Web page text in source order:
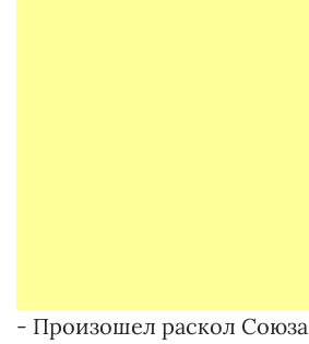
- Произошел раскол Союза